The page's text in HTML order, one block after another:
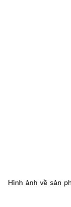
Hình ảnh về sản